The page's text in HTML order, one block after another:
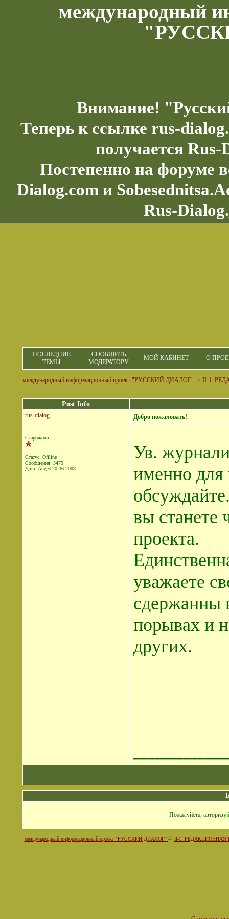
международный
Внимание!
Теперь к ссылке rus-
получается Rus-
Постепенно на форуме
Dialog.com и
Rus-Dialog.
ПОСЛЕДНИЕ
ТЕМЫ
СООБЩИТЬ
МОДЕРАТОРУ
МОЙ КАБИНЕТ О
международный информационный проект "РУССКИЙ ДИАЛОГ" -> II-1.
Post Info
rus-dialog
Старожила
Статус: Offline
Сообщения: 3479
Дата: Aug 6 20:36 2008
Добро пожаловать!
Ув.
именно
вы станете
проекта.
уважаете
сдержанны
порывах и
других.
Пожалуйста,
международный информационный проект "РУССКИЙ ДИАЛОГ" -> II-1. РЕДАКЦИОННАЯ